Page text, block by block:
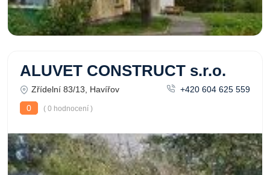
ALUVET CONSTRUCT s.r.o.
Zřídelní 83/13, Havířov
+420 604 625 559
0
( 0 hodnocení )